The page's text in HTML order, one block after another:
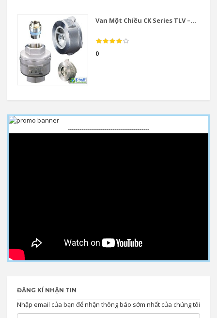
Van Một Chiều CK Series TLV –...
0
------------------------------------------
ĐĂNG KÍ NHẬN TIN
Nhập email của bạn để nhận thông báo sớm nhất của chúng tôi